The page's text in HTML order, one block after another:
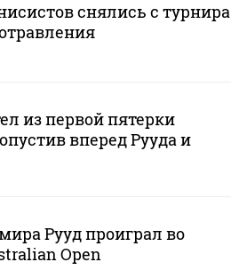
снялись с турнира
из первой пятерки
вперед Рууда и
Рууд проиграл во
Open